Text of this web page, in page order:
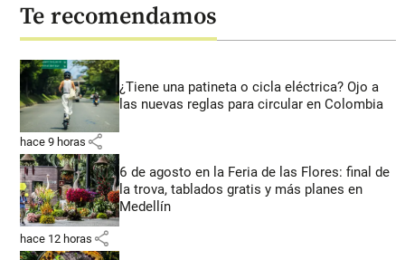
Te recomendamos
¿Tiene una patineta o cicla eléctrica? Ojo a
las nuevas reglas para circular en Colombia
hace 9 horas share
6 de agosto en la Feria de las Flores: final de
la trova, tablados gratis y más planes en
Medellín
hace 12 horas share